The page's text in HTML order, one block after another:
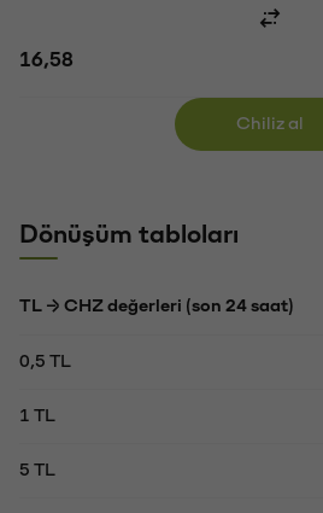
Chiliz al
Dönüşüm tabloları
TL → CHZ değerleri (son 24 saat)
0,5 TL
1 TL
5 TL